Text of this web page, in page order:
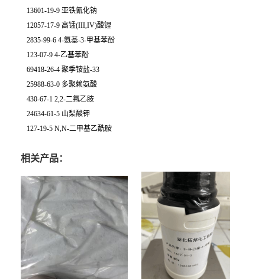
13601-19-9 亚铁氰化钠
12057-17-9 高锰(III,IV)酸锂
2835-99-6 4-氨基-3-甲基苯酚
123-07-9 4-乙基苯酚
69418-26-4 聚季铵盐-33
25988-63-0 多聚赖氨酸
430-67-1 2,2-二氟乙胺
24634-61-5 山梨酸钾
127-19-5 N,N-二甲基乙酰胺
相关产品：